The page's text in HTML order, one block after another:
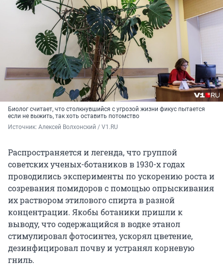
Биолог считает, что столкнувшийся с угрозой жизни фикус пытается
если не выжить, так хоть оставить потомство
Источник: Алексей Волхонский / V1.RU
Распространяется и легенда, что группой
советских ученых-ботаников в 1930-х годах
проводились эксперименты по ускорению роста и
созревания помидоров с помощью опрыскивания
их раствором этилового спирта в разной
концентрации. Якобы ботаники пришли к
выводу, что содержащийся в водке этанол
стимулировал фотосинтез, ускорял цветение,
дезинфицировал почву и устранял корневую
гниль.